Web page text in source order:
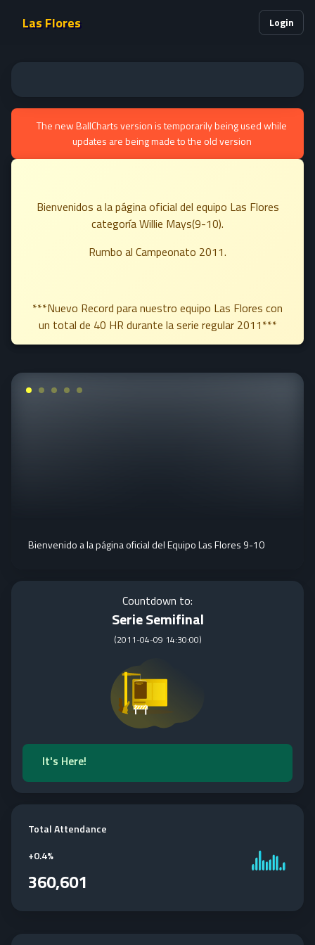
Las Flores Login
The new BallCharts version is temporarily being used while
updates are being made to the old version
Bienvenidos a la página oficial del equipo Las Flores
categoría Willie Mays(9-10).
Rumbo al Campeonato 2011.
***Nuevo Record para nuestro equipo Las Flores con
un total de 40 HR durante la serie regular 2011***
Bienvenido a la página oficial del Equipo Las Flores 9-10
Countdown to:
Serie Semifinal
(2011-04-09 14:30:00)
It's Here!
Total Attendance
+0.4%
360,601